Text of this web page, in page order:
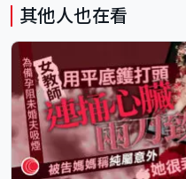
其他人也在看